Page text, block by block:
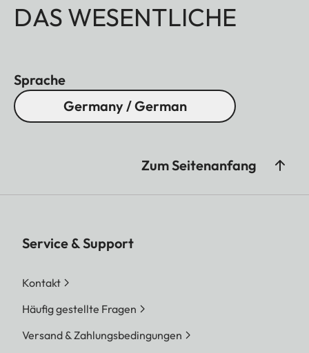
DAS WESENTLICHE
Sprache
Germany / German
Zum Seitenanfang
Service & Support
Kontakt
Häufig gestellte Fragen
Versand & Zahlungsbedingungen